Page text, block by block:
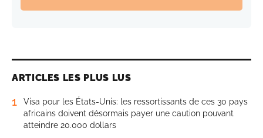
ARTICLES LES PLUS LUS
1
Visa pour les États-Unis: les ressortissants de ces 30 pays
africains doivent désormais payer une caution pouvant
atteindre 20.000 dollars